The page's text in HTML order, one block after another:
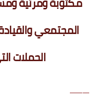
المجتمعي
الحملات
من لبنان: الأبيض ما بيغطي